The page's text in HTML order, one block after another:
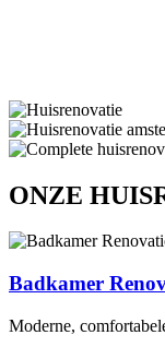
ONZE
Badkamer
Moderne,